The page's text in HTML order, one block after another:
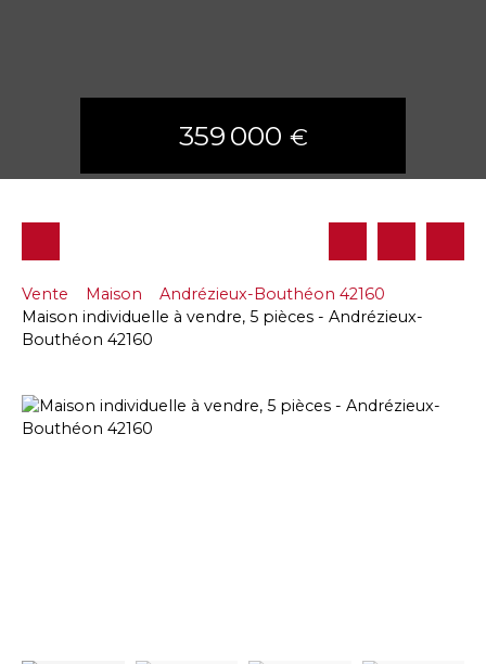
359 000 €
Vente Maison
Andrézieux-Bouthéon 42160
Maison individuelle à vendre, 5 pièces - Andrézieux-
Bouthéon 42160